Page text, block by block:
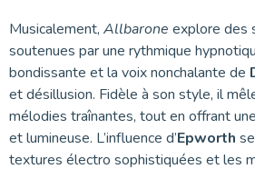
Musicalement, Allbarone explore des
soutenues par une rythmique
bondissante et la voix nonchalante de
et désillusion. Fidèle à son style, il
mélodies traînantes, tout en offrant
et lumineuse. L’influence d’Epworth
textures électro sophistiquées et les